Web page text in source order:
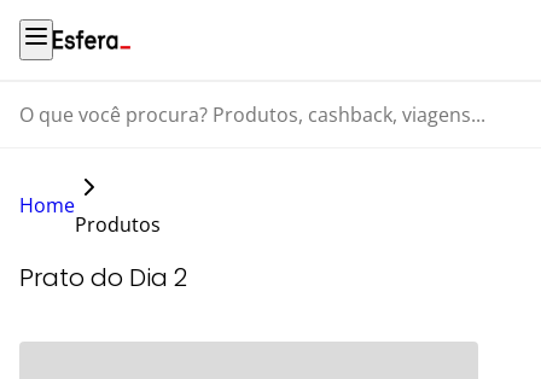
O que você procura? Produtos, cashback, viagens...
Home
Produtos
Prato do Dia 2